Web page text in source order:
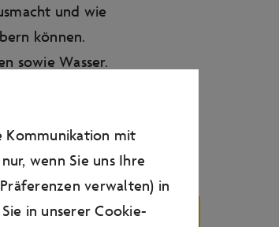
und wie
können.
sowie Wasser.
Kommunikation mit
wenn Sie uns Ihre
verwalten) in
in unsererCookie-